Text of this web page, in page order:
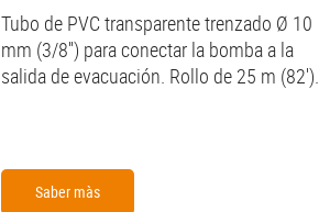
Tubo de PVC transparente trenzado Ø 10
mm (3/8'') para conectar la bomba a la
salida de evacuación. Rollo de 25 m (82').
Saber màs